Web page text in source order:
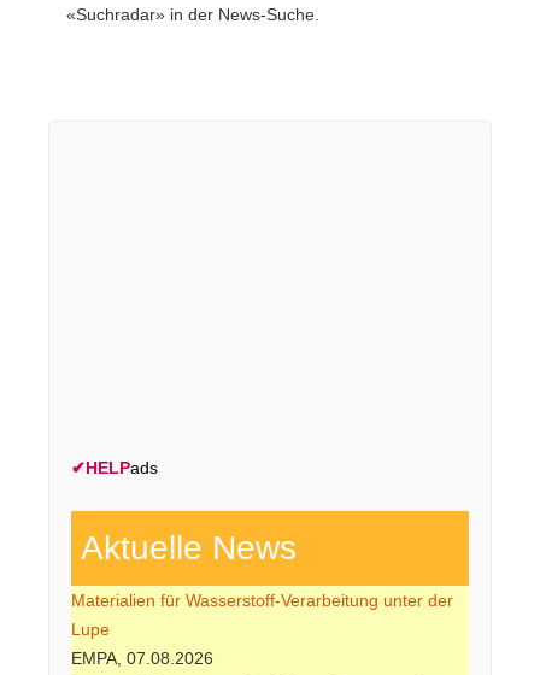
«Suchradar» in der News-Suche.
✔HELPads
Aktuelle News
Materialien für Wasserstoff-Verarbeitung unter der
Lupe
EMPA, 07.08.2026